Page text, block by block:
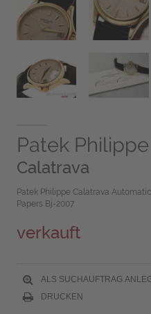
Patek Philippe
Calatrava
Patek Philippe Calatrava
Papers Bj-2007
verkauft
ALS SUCHAUFTRAG
DRUCKEN